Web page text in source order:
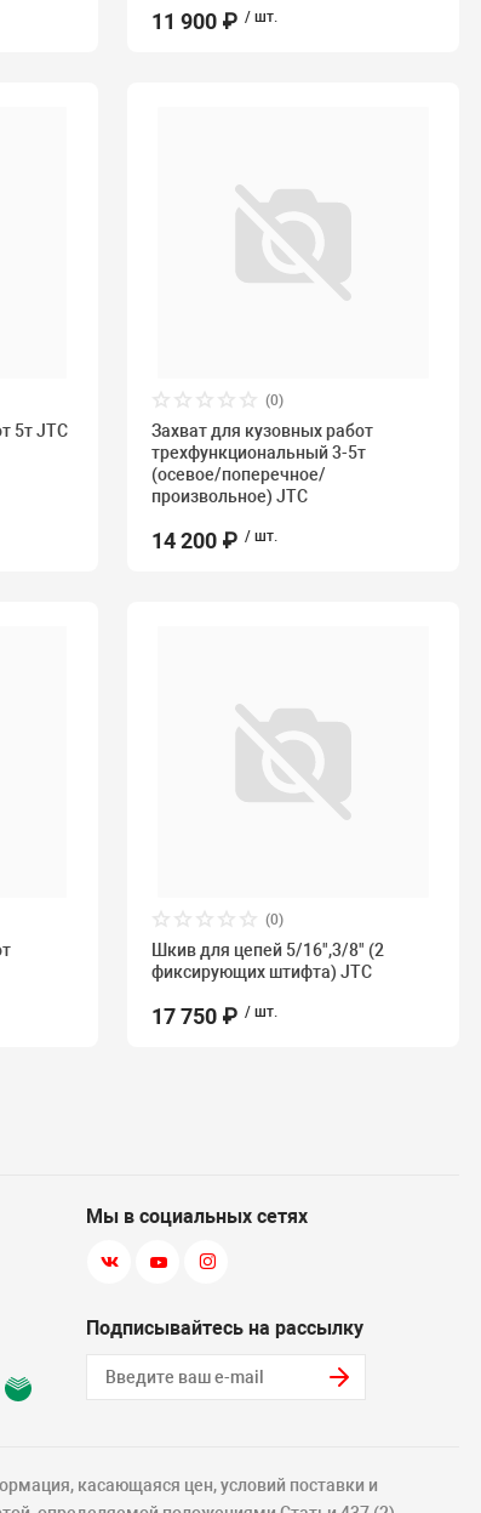
11 900 ₽ / шт.
5т JTC
(0)
Захват для кузовных работ
трехфункциональный 3-5т
(осевое/поперечное/
произвольное) JTC
14 200 ₽ / шт.
(0)
Шкив для цепей 5/16",3/8" (2
фиксирующих штифта) JTC
17 750 ₽ / шт.
Мы в социальных сетях
Подписывайтесь на рассылку
касающаяся цен, условий поставки и